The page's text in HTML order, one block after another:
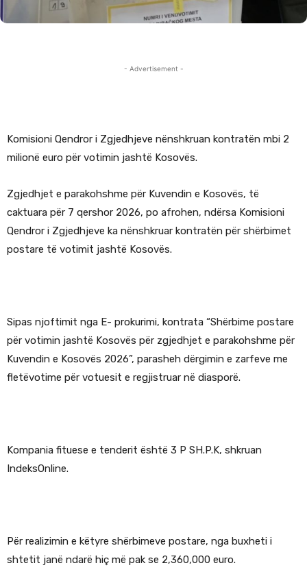
- Advertisement -
Komisioni Qendror i Zgjedhjeve nënshkruan kontratën mbi 2
milionë euro për votimin jashtë Kosovës.
Zgjedhjet e parakohshme për Kuvendin e Kosovës, të
caktuara për 7 qershor 2026, po afrohen, ndërsa Komisioni
Qendror i Zgjedhjeve ka nënshkruar kontratën për shërbimet
postare të votimit jashtë Kosovës.
Sipas njoftimit nga E- prokurimi, kontrata “Shërbime postare
për votimin jashtë Kosovës për zgjedhjet e parakohshme për
Kuvendin e Kosovës 2026”, parasheh dërgimin e zarfeve me
fletëvotime për votuesit e regjistruar në diasporë.
Kompania fituese e tenderit është 3 P SH.P.K, shkruan
IndeksOnline.
Për realizimin e këtyre shërbimeve postare, nga buxheti i
shtetit janë ndarë hiç më pak se 2,360,000 euro.